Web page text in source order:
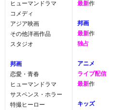
ヒューマンドラマ
コメディ
アジア映画
その他洋画作品
スタジオ
邦画
恋愛・青春
ヒューマンドラマ
サスペンス・ホラー
特撮ヒーロー
最新作
邦画
最新作
独占
アニメ
ライブ配信
最新作
キッズ